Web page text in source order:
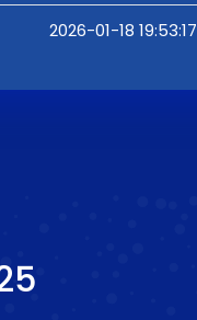
2026-01-18 19:53:17